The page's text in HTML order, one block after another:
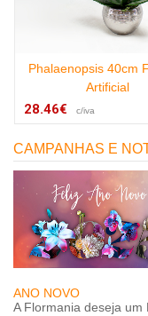
Phalaenopsis 40cm
Artificial
28.46€ c/iva
CAMPANHAS E
ANO NOVO
A Flormania deseja um